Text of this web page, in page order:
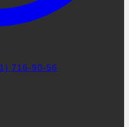
716-90-56